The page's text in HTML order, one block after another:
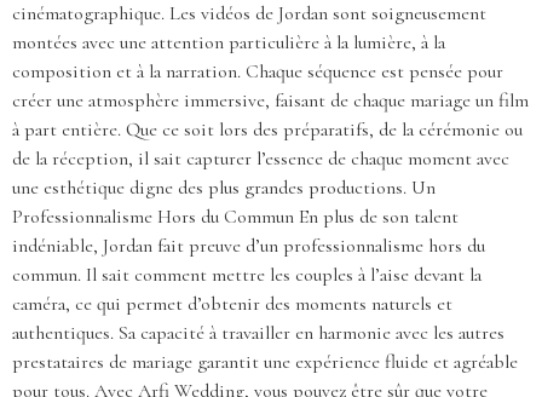
cinématographique. Les vidéos de Jordan sont soigneusement
montées avec une attention particulière à la lumière, à la
composition et à la narration. Chaque séquence est pensée pour
créer une atmosphère immersive, faisant de chaque mariage un film
à part entière. Que ce soit lors des préparatifs, de la cérémonie ou
de la réception, il sait capturer l’essence de chaque moment avec
une esthétique digne des plus grandes productions. Un
Professionnalisme Hors du Commun En plus de son talent
indéniable, Jordan fait preuve d’un professionnalisme hors du
commun. Il sait comment mettre les couples à l’aise devant la
caméra, ce qui permet d’obtenir des moments naturels et
authentiques. Sa capacité à travailler en harmonie avec les autres
prestataires de mariage garantit une expérience fluide et agréable
pour tous. Avec Arfi Wedding, vous pouvez être sûr que votre